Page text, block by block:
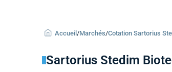
Accueil /Marchés/Cotation Sartorius
Sartorius Stedim